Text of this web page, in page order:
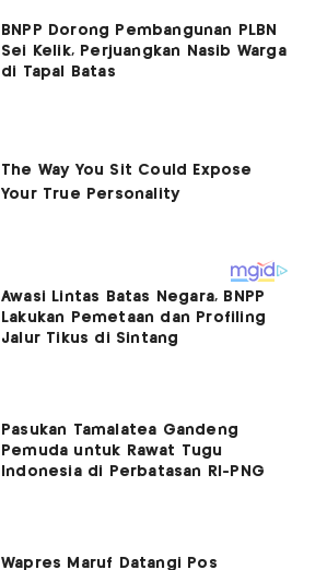
BNPP Dorong Pembangunan PLBN
Sei Kelik, Perjuangkan Nasib Warga
di Tapal Batas
Awasi Lintas Batas Negara, BNPP
Lakukan Pemetaan dan Profiling
Jalur Tikus di Sintang
Pasukan Tamalatea Gandeng
Pemuda untuk Rawat Tugu
Indonesia di Perbatasan RI-PNG
Wapres Maruf Datangi Pos